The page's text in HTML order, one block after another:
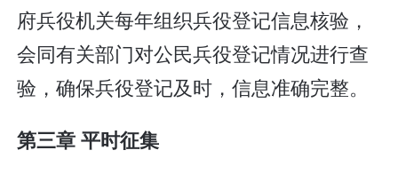
府兵役机关每年组织兵役登记信息核验，
会同有关部门对公民兵役登记情况进行查
验，确保兵役登记及时，信息准确完整。
第三章 平时征集